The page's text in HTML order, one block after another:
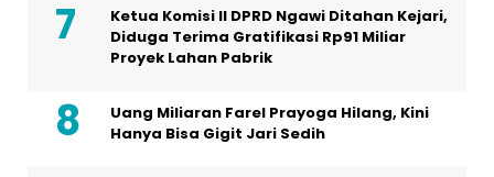
Ketua Komisi II DPRD Ngawi Ditahan Kejari,
Diduga Terima Gratifikasi Rp91 Miliar
Proyek Lahan Pabrik
Uang Miliaran Farel Prayoga Hilang, Kini
Hanya Bisa Gigit Jari Sedih